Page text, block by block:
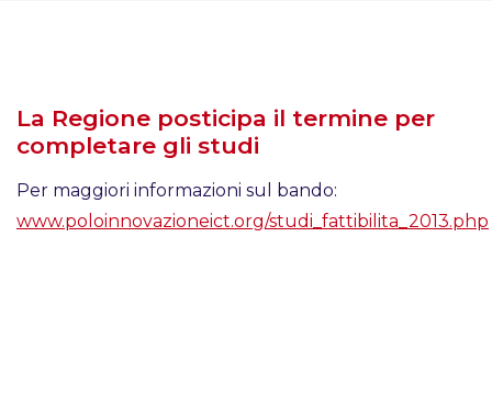
La Regione posticipa il termine per
completare gli studi
Per maggiori informazioni sul bando:
www.poloinnovazioneict.org/studi_fattibilita_2013.php